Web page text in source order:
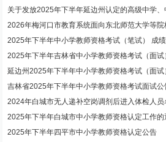
关于发放2025年下半年延边州认定的高级中学
2026年梅河口市教育系统面向东北师范大学等
2025年下半年中小学教师资格考试（笔试） 成
2025年下半年吉林省中小学教师资格考试（面试
延边州2025年下半年中小学教师资格考试（面试
吉林省2025年下半年中小学教师资格考试面试公
2024年白城市无人递补空岗调剂后进入体检人员
2025年下半年白城市中小学教师资格认定工作的
2025年下半年四平市中小学教师资格认定公告